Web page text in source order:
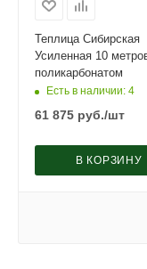
Теплица Сибирская
Усиленная 10
поликарбонатом
Есть в наличии: 4
61 875 руб./шт
В КОРЗИНУ